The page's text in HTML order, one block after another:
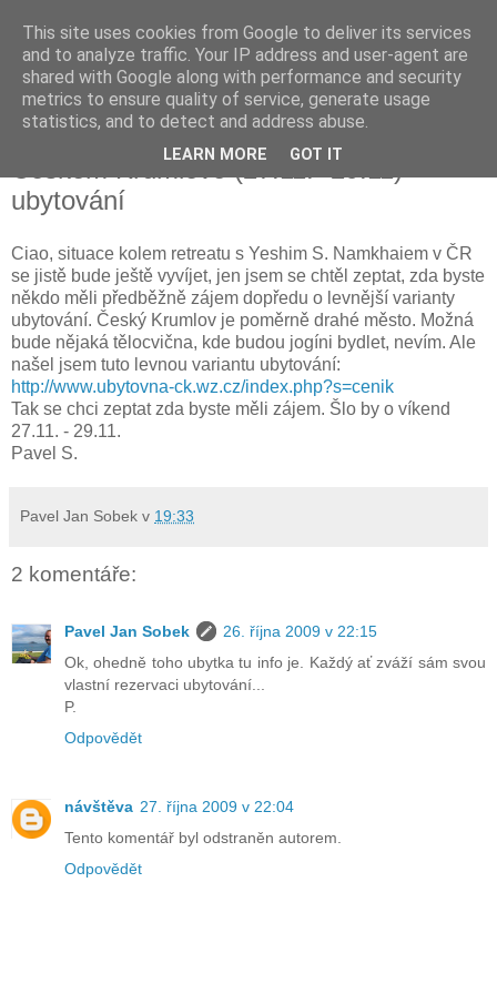
čtvrtek 22. října 2009
Retreat s Yeshim S.Namkhaiem v
Českém Krumlově (27.11. -29.11) -
ubytování
Ciao, situace kolem retreatu s Yeshim S. Namkhaiem v ČR
se jistě bude ještě vyvíjet, jen jsem se chtěl zeptat, zda byste
někdo měli předběžně zájem dopředu o levnější varianty
ubytování. Český Krumlov je poměrně drahé město. Možná
bude nějaká tělocvična, kde budou jogíni bydlet, nevím. Ale
našel jsem tuto levnou variantu ubytování:
http://www.ubytovna-ck.wz.cz/index.php?s=cenik
Tak se chci zeptat zda byste měli zájem. Šlo by o víkend
27.11. - 29.11.
Pavel S.
Pavel Jan Sobek v 19:33
2 komentáře:
Pavel Jan Sobek
26. října 2009 v 22:15
Ok, ohedně toho ubytka tu info je. Každý ať zváží sám svou
vlastní rezervaci ubytování...
P.
Odpovědět
návštěva 27. října 2009 v 22:04
Tento komentář byl odstraněn autorem.
Odpovědět
This site uses cookies from Google to deliver its services
and to analyze traffic. Your IP address and user-agent are
shared with Google along with performance and security
metrics to ensure quality of service, generate usage
statistics, and to detect and address abuse.
LEARN MORE GOT IT